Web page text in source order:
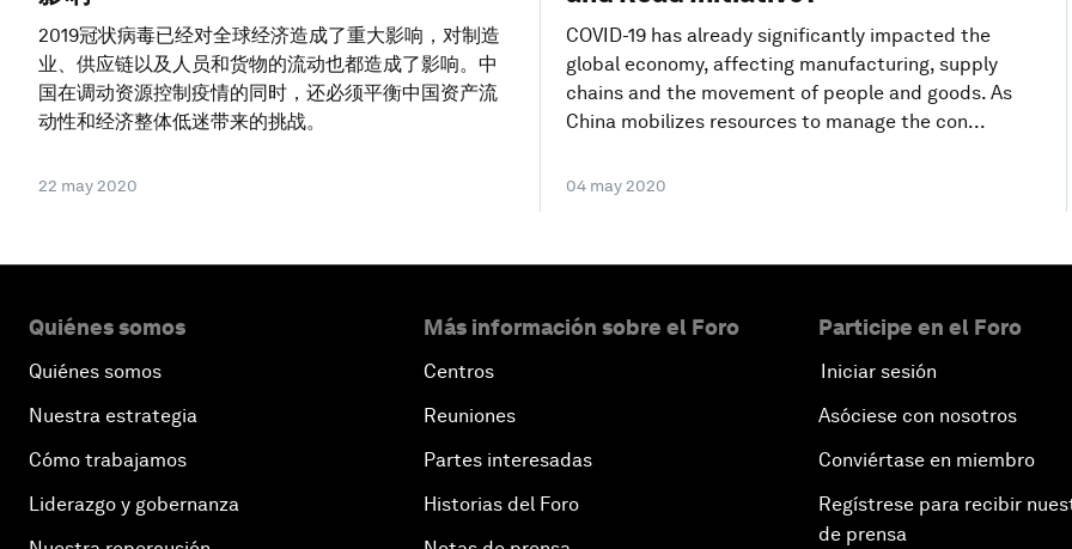
2019冠状病毒已经对全球经济造成了重大影响，对制造
业、供应链以及人员和货物的流动也都造成了影响。中
国在调动资源控制疫情的同时，还必须平衡中国资产流
动性和经济整体低迷带来的挑战。
22 may 2020
COVID-19 has already significantly impacted the
global economy, affecting manufacturing, supply
chains and the movement of people and goods. As
China mobilizes resources to manage the con...
04 may 2020
Quiénes somos
Quiénes somos
Nuestra estrategia
Cómo trabajamos
Liderazgo y gobernanza
Más información sobre el Foro
Centros
Reuniones
Partes interesadas
Historias del Foro
Participe en el Foro
Iniciar sesión
Asóciese con nosotros
Conviértase en miembro
Regístrese para recibir
de prensa